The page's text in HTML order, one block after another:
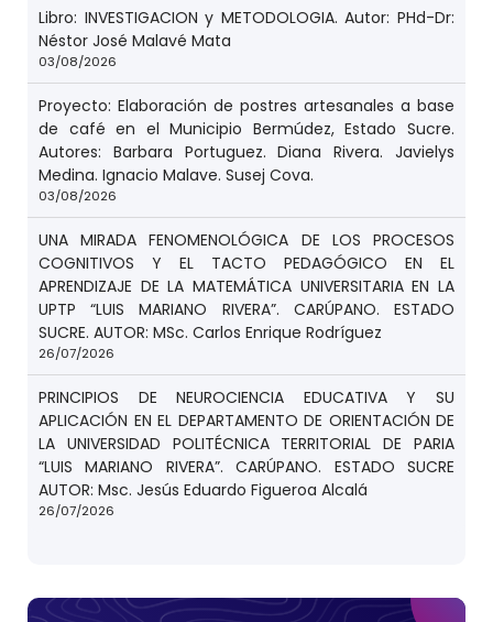
Libro: INVESTIGACION y METODOLOGIA. Autor: PHd-Dr:
Néstor José Malavé Mata
03/08/2026
Proyecto: Elaboración de postres artesanales a base
de café en el Municipio Bermúdez, Estado Sucre.
Autores: Barbara Portuguez. Diana Rivera. Javielys
Medina. Ignacio Malave. Susej Cova.
03/08/2026
UNA MIRADA FENOMENOLÓGICA DE LOS PROCESOS
COGNITIVOS Y EL TACTO PEDAGÓGICO EN EL
APRENDIZAJE DE LA MATEMÁTICA UNIVERSITARIA EN LA
UPTP “LUIS MARIANO RIVERA”. CARÚPANO. ESTADO
SUCRE. AUTOR: MSc. Carlos Enrique Rodríguez
26/07/2026
PRINCIPIOS DE NEUROCIENCIA EDUCATIVA Y SU
APLICACIÓN EN EL DEPARTAMENTO DE ORIENTACIÓN DE
LA UNIVERSIDAD POLITÉCNICA TERRITORIAL DE PARIA
“LUIS MARIANO RIVERA”. CARÚPANO. ESTADO SUCRE
AUTOR: Msc. Jesús Eduardo Figueroa Alcalá
26/07/2026